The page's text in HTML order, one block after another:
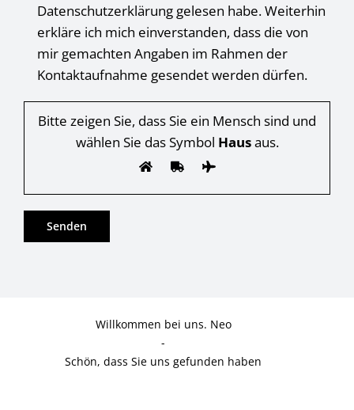
Datenschutzerklärung gelesen habe. Weiterhin
erkläre ich mich einverstanden, dass die von
mir gemachten Angaben im Rahmen der
Kontaktaufnahme gesendet werden dürfen.
Bitte zeigen Sie, dass Sie ein Mensch sind und
wählen Sie das Symbol Hausaus.
Willkommen bei uns. Neo
-
Schön, dass Sie uns gefunden haben